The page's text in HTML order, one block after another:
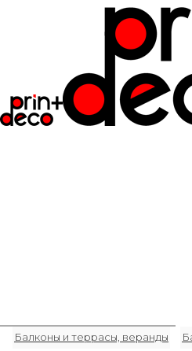
Авторские
Балконы и террасы, веранды